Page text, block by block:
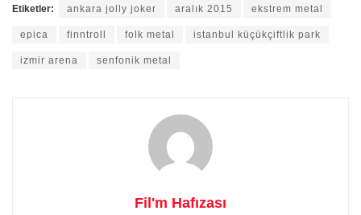
Etiketler: ankara jolly joker aralık 2015 ekstrem metal
epica finntroll folk metal istanbul küçükçiftlik park
izmir arena senfonik metal
Fil'm Hafızası